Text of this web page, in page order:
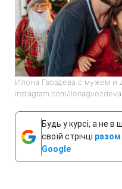
Илона Гвоздева с мужем и
instagram.com/
Будь у курсі, а не в
своїй стрічці разом
Google